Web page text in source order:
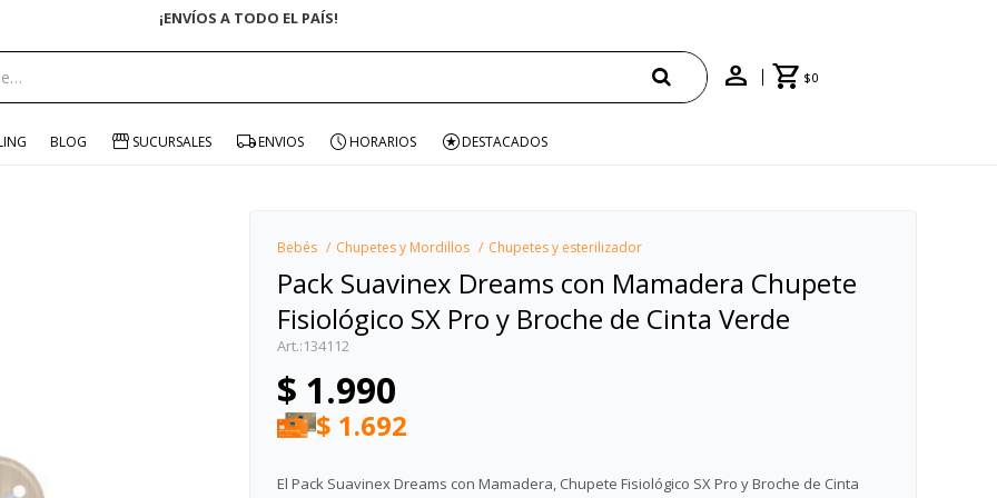
ENVÍO GRATIS EN COMPRAS +$1500 CON CUPÓN "ENVÍO"
$0
BLOG SUCURSALES ENVIOS HORARIOS DESTACADOS
Bebés Chupetes y Mordillos Chupetes y esterilizador
Pack Suavinex Dreams con Mamadera Chupete
Fisiológico SX Pro y Broche de Cinta Verde
134112
$ 1.990
$ 1.692
El Pack Suavinex Dreams con Mamadera, Chupete Fisiológico SX Pro y Broche de Cinta